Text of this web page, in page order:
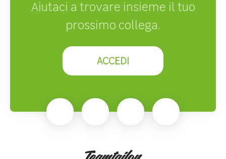
Aiutaci a trovare insieme il tuo
prossimo collega.
ACCEDI